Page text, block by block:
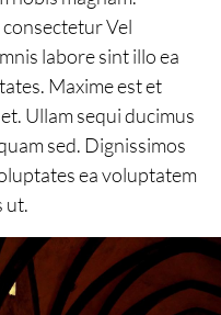
Vel
labore sint illo ea
Maxime est et
Ullam sequi ducimus
sed. Dignissimos
ea voluptatem
ut.